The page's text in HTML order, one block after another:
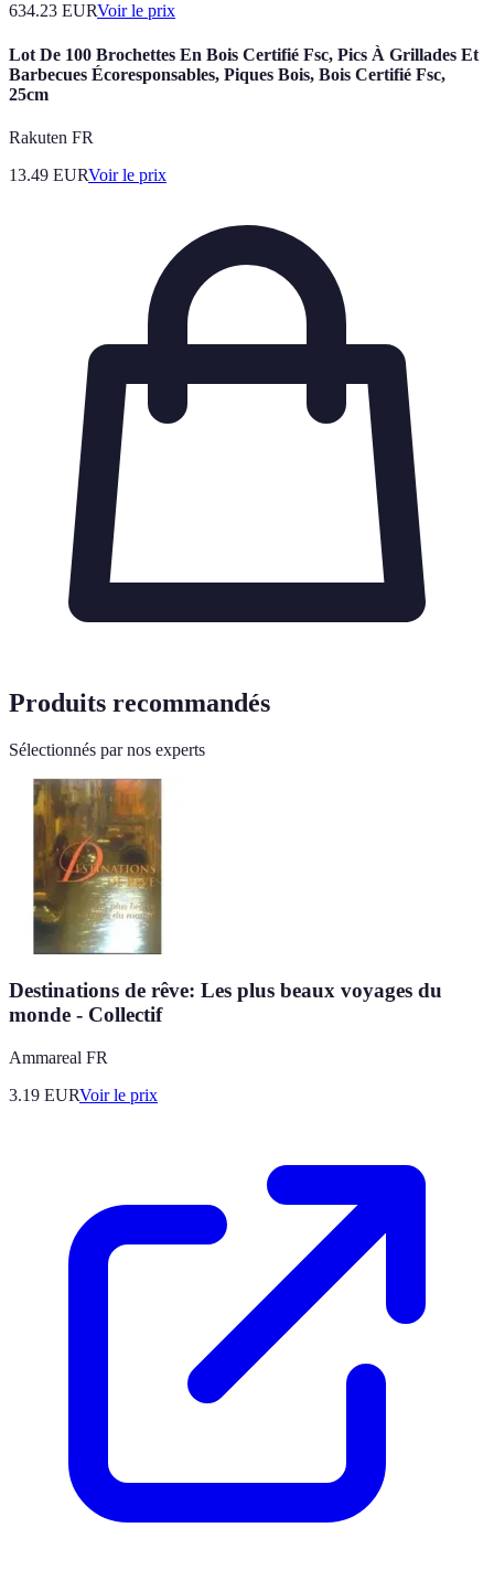
634.23 EURVoir le prix
Lot De 100 Brochettes En Bois Certifié Fsc, Pics À Grillades Et
Barbecues Écoresponsables, Piques Bois, Bois Certifié Fsc,
25cm
Rakuten FR
13.49 EURVoir le prix
Produits recommandés
Sélectionnés par nos experts
Destinations de rêve: Les plus beaux voyages du
monde - Collectif
Ammareal FR
3.19 EURVoir le prix